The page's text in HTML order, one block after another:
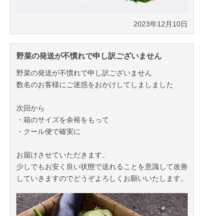
2023年12月10日
野菜の発送が不慣れで申し訳ございません
野菜の発送が不慣れで申し訳ございません
数名のお客様にご迷惑をおかけしてしましました
次回から
・箱のサイズを余裕をもって
・クール便で確実に
お届けさせていただきます。
少しでもお安く良い状態で送れることを意識して改善
していきますのでどうぞよろしくお願いいたします。